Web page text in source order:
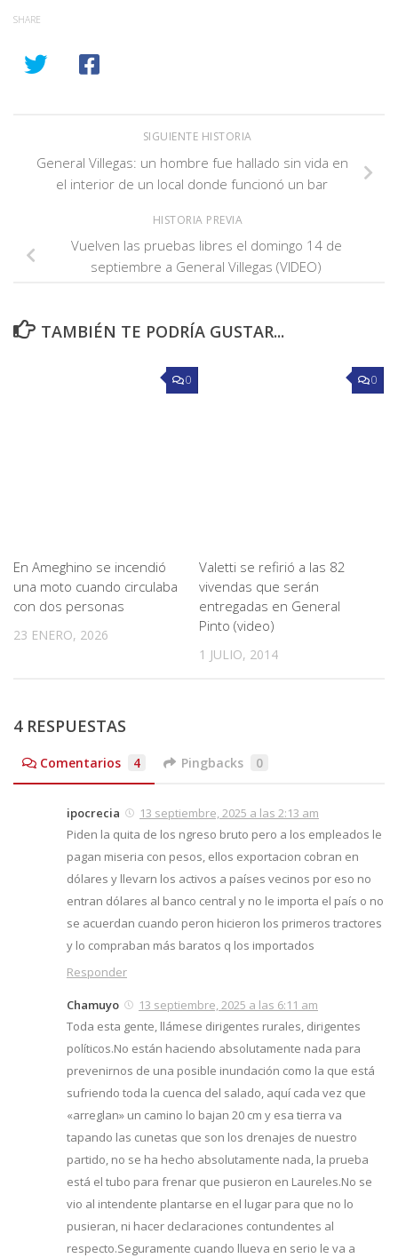
SHARE
SIGUIENTE HISTORIA
General Villegas: un hombre fue hallado sin vida en
el interior de un local donde funcionó un bar
HISTORIA PREVIA
Vuelven las pruebas libres el domingo 14 de
septiembre a General Villegas (VIDEO)
TAMBIÉN TE PODRÍA GUSTAR...
0
En Ameghino se incendió
una moto cuando circulaba
con dos personas
23 ENERO, 2026
0
Valetti se refirió a las 82
vivendas que serán
entregadas en General
Pinto (video)
1 JULIO, 2014
4 RESPUESTAS
Comentarios 4 Pingbacks 0
ipocrecia
13 septiembre, 2025 a las 2:13 am
Piden la quita de los ngreso bruto pero a los empleados le
pagan miseria con pesos, ellos exportacion cobran en
dólares y llevarn los activos a países vecinos por eso no
entran dólares al banco central y no le importa el país o no
se acuerdan cuando peron hicieron los primeros tractores
y lo compraban más baratos q los importados
Responder
Chamuyo
13 septiembre, 2025 a las 6:11 am
Toda esta gente, llámese dirigentes rurales, dirigentes
políticos.No están haciendo absolutamente nada para
prevenirnos de una posible inundación como la que está
sufriendo toda la cuenca del salado, aquí cada vez que
«arreglan» un camino lo bajan 20 cm y esa tierra va
tapando las cunetas que son los drenajes de nuestro
partido, no se ha hecho absolutamente nada, la prueba
está el tubo para frenar que pusieron en Laureles.No se
vio al intendente plantarse en el lugar para que no lo
pusieran, ni hacer declaraciones contundentes al
respecto.Seguramente cuando llueva en serio le va a